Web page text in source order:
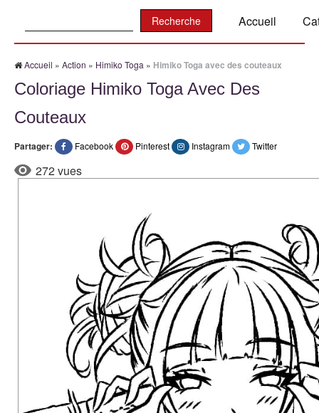
Accueil
Accueil » Action » Himiko Toga » Himiko Toga avec des couteaux
Coloriage Himiko Toga Avec Des
Couteaux
Partager: Facebook Pinterest Instagram Twitter
272 vues